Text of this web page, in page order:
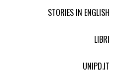
STORIES IN ENGLISH
LIBRI
UNIPD.IT